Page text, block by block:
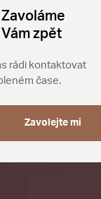
Zavoláme
Vám zpět
rádi kontaktovat
čase.
Zavolejte mi